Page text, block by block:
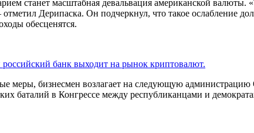
станет масштабная девальвация американской валюты.
Дерипаска. Он подчеркнул, что такое ослабление
обесценятся.
банк выходит на рынок криптовалют.
меры, бизнесмен возлагает на следующую
баталий в Конгрессе между республиканцами и